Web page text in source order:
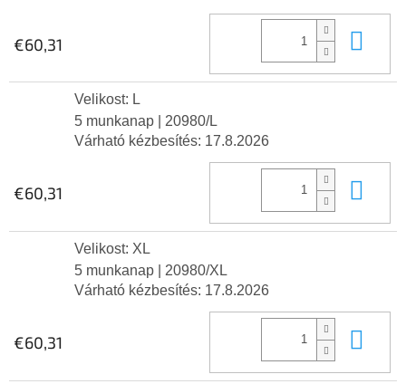
€60,31
Velikost: L
5 munkanap
| 20980/L
Várható kézbesítés: 17.8.2026
€60,31
Velikost: XL
5 munkanap
| 20980/XL
Várható kézbesítés: 17.8.2026
€60,31